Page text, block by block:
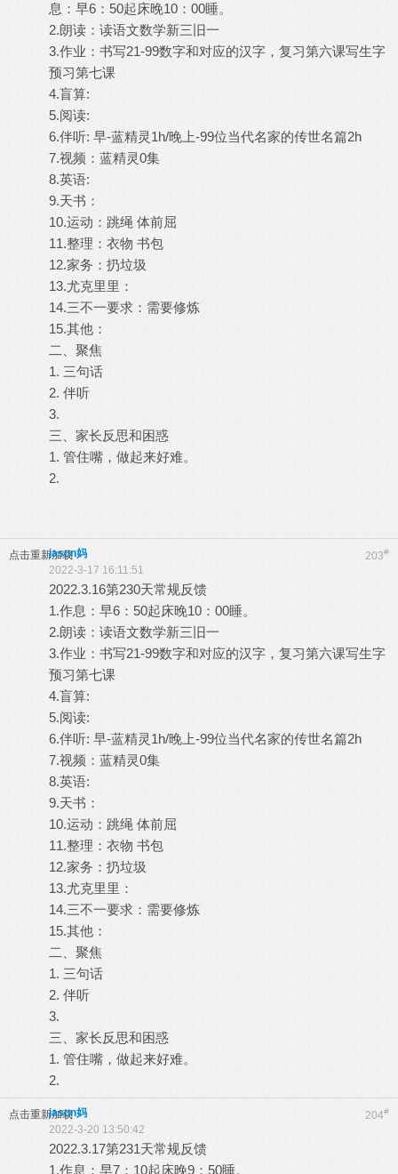
息：早6：50起床晚10：00睡。
2.朗读：读语文数学新三旧一
3.作业：书写21-99数字和对应的汉字，复习第六课写生字
预习第七课
4.盲算:
5.阅读:
6.伴听: 早-蓝精灵1h/晚上-99位当代名家的传世名篇2h
7.视频：蓝精灵0集
8.英语:
9.天书：
10.运动：跳绳 体前屈
11.整理：衣物 书包
12.家务：扔垃圾
13.尤克里里：
14.三不一要求：需要修炼
15.其他：
二、聚焦
1. 三句话
2. 伴听
3.
三、家长反思和困惑
1. 管住嘴，做起来好难。
2.
点击重新加载 203#
jason妈
2022-3-17 16:11:51
2022.3.16第230天常规反馈
1.作息：早6：50起床晚10：00睡。
2.朗读：读语文数学新三旧一
3.作业：书写21-99数字和对应的汉字，复习第六课写生字
预习第七课
4.盲算:
5.阅读:
6.伴听: 早-蓝精灵1h/晚上-99位当代名家的传世名篇2h
7.视频：蓝精灵0集
8.英语:
9.天书：
10.运动：跳绳 体前屈
11.整理：衣物 书包
12.家务：扔垃圾
13.尤克里里：
14.三不一要求：需要修炼
15.其他：
二、聚焦
1. 三句话
2. 伴听
3.
三、家长反思和困惑
1. 管住嘴，做起来好难。
2.
点击重新加载 204#
jason妈
2022-3-20 13:50:42
2022.3.17第231天常规反馈
1.作息：早7：10起床晚9：50睡。